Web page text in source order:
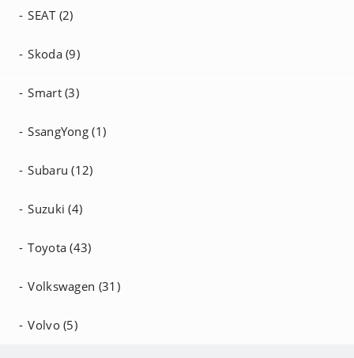
SEAT (2)
Skoda (9)
Smart (3)
SsangYong (1)
Subaru (12)
Suzuki (4)
Toyota (43)
Volkswagen (31)
Volvo (5)